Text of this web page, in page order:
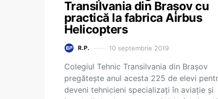
Transilvania din Brașov cu
practică la fabrica Airbus
Helicopters
R.P. 10 septembrie 2019
Colegiul Tehnic Transilvania din Brașov
pregătește anul acesta 225 de elevi
deveni tehnicieni specializați în aviație și